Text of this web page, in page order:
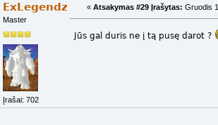
ExLegendz
Master
Įrašai: 702
« Atsakymas #29 Įrašytas: Gruodis
Jūs gal duris ne į tą pusę darot ?